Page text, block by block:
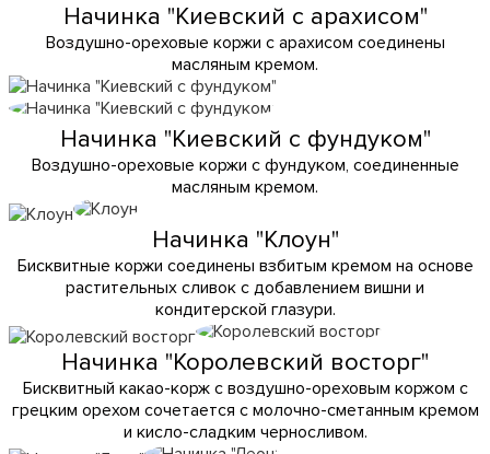
Начинка "Киевский с арахисом"
Воздушно-ореховые коржи с арахисом соединены
масляным кремом.
Начинка "Киевский с фундуком"
Воздушно-ореховые коржи с фундуком, соединенные
масляным кремом.
Начинка "Клоун"
Бисквитные коржи соединены взбитым кремом на основе
растительных сливок с добавлением вишни и
кондитерской глазури.
Начинка "Королевский восторг"
Бисквитный какао-корж с воздушно-ореховым коржом с
грецким орехом сочетается с молочно-сметанным кремом
и кисло-сладким черносливом.